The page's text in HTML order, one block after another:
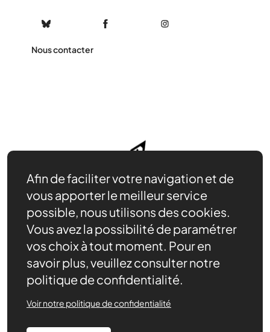
Nous contacter
Nos ressources
Actualités
Afin de faciliter votre navigation et de
vous apporter le meilleur service
possible, nous utilisons des cookies.
Vous avez la possibilité de paramétrer
vos choix à tout moment. Pour en
savoir plus, veuillez consulter notre
politique de confidentialité.
Voir notre politique de confidentialité